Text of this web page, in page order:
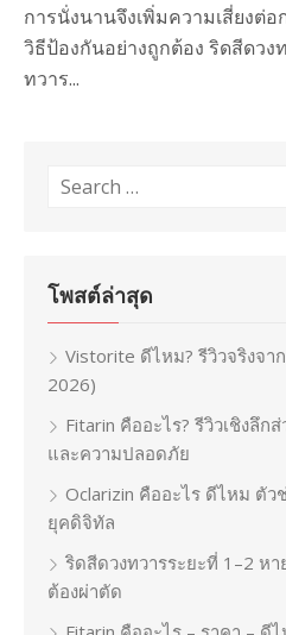
การนั่งนานจึงเพิ่มความเสี่ยงต่อ
วิธีป้องกันอย่างถูกต้อง ริดสีดวง
ทวาร...
Search
โพสต์ล่าสุด
Vistorite ดีไหม? รีวิวจริงจา
2026)
Fitarin คืออะไร? รีวิวเชิงลึ
และความปลอดภัย
Oclarizin คืออะไร ดีไหม ตั
ยุคดิจิทัล
ริดสีดวงทวารระยะที่ 1–2 หา
ต้องผ่าตัด